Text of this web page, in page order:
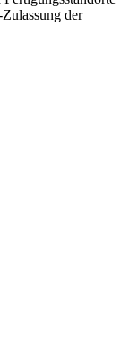
der